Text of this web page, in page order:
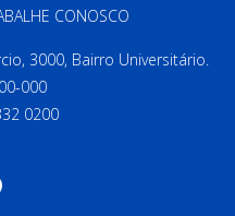
CONOSCO
3000, Bairro Universitário.
000
0200